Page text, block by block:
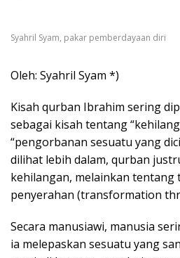
Syahril Syam, pakar pemberdayaan diri
Oleh: Syahril Syam *)
Kisah qurban Ibrahim sering
sebagai kisah tentang
“pengorbanan sesuatu yang
dilihat lebih dalam, qurban
kehilangan, melainkan tentang
penyerahan (transformation
Secara manusiawi, manusia
ia melepaskan sesuatu yang